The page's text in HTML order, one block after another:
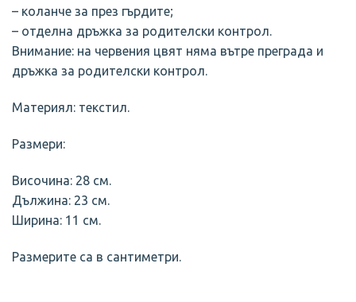
– коланче за през гърдите;
– отделна дръжка за родителски контрол.
Внимание: на червения цвят няма вътре преграда и
дръжка за родителски контрол.
Материял: текстил.
Размери:
Височина: 28 см.
Дължина: 23 см.
Ширина: 11 см.
Размерите са в сантиметри.